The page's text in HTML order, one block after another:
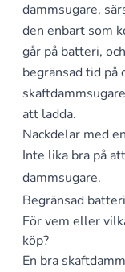
dammsugare,
den enbart som
går på batteri,
begränsad tid på
att ladda.
Nackdelar med
Inte lika bra på
dammsugare.
Begränsad
För vem eller
köp?
En bra